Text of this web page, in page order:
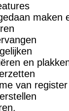
maken
en
van